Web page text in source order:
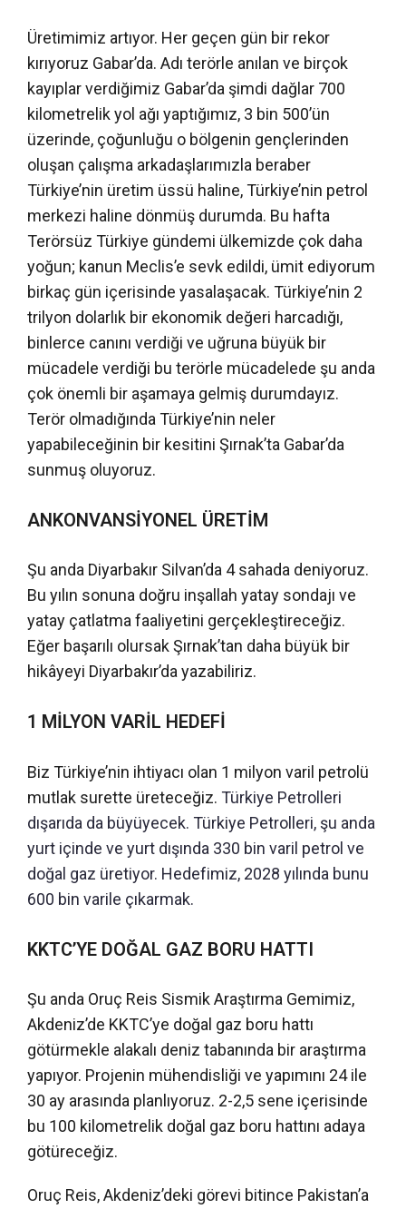
Üretimimiz artıyor. Her geçen gün bir rekor
kırıyoruz Gabar’da. Adı terörle anılan ve birçok
kayıplar verdiğimiz Gabar’da şimdi dağlar 700
kilometrelik yol ağı yaptığımız, 3 bin 500’ün
üzerinde, çoğunluğu o bölgenin gençlerinden
oluşan çalışma arkadaşlarımızla beraber
Türkiye’nin üretim üssü haline, Türkiye’nin petrol
merkezi haline dönmüş durumda. Bu hafta
Terörsüz Türkiye gündemi ülkemizde çok daha
yoğun; kanun Meclis’e sevk edildi, ümit ediyorum
birkaç gün içerisinde yasalaşacak. Türkiye’nin 2
trilyon dolarlık bir ekonomik değeri harcadığı,
binlerce canını verdiği ve uğruna büyük bir
mücadele verdiği bu terörle mücadelede şu anda
çok önemli bir aşamaya gelmiş durumdayız.
Terör olmadığında Türkiye’nin neler
yapabileceğinin bir kesitini Şırnak’ta Gabar’da
sunmuş oluyoruz.
ANKONVANSİYONEL ÜRETİM
Şu anda Diyarbakır Silvan’da 4 sahada deniyoruz.
Bu yılın sonuna doğru inşallah yatay sondajı ve
yatay çatlatma faaliyetini gerçekleştireceğiz.
Eğer başarılı olursak Şırnak’tan daha büyük bir
hikâyeyi Diyarbakır’da yazabiliriz.
1 MİLYON VARİL HEDEFİ
Biz Türkiye’nin ihtiyacı olan 1 milyon varil petrolü
mutlak surette üreteceğiz. Türkiye Petrolleri
dışarıda da büyüyecek. Türkiye Petrolleri, şu anda
yurt içinde ve yurt dışında 330 bin varil petrol ve
doğal gaz üretiyor. Hedefimiz, 2028 yılında bunu
600 bin varile çıkarmak.
KKTC’YE DOĞAL GAZ BORU HATTI
Şu anda Oruç Reis Sismik Araştırma Gemimiz,
Akdeniz’de KKTC’ye doğal gaz boru hattı
götürmekle alakalı deniz tabanında bir araştırma
yapıyor. Projenin mühendisliği ve yapımını 24 ile
30 ay arasında planlıyoruz. 2-2,5 sene içerisinde
bu 100 kilometrelik doğal gaz boru hattını adaya
götüreceğiz.
Oruç Reis, Akdeniz’deki görevi bitince Pakistan’a